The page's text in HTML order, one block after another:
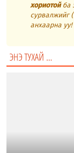
хориотойба
сурвалжийг
анхаарна уу!
ЭНЭ ТУХАЙ ...